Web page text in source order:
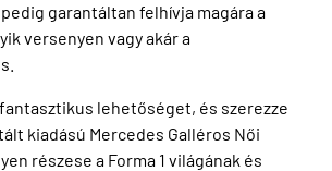
garantáltan felhívja magára a
versenyen vagy akár a
lehetőséget, és szerezze
kiadású Mercedes Galléros Női
részese a Forma 1 világának és